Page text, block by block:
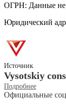
ОГРН: Данные
Юридический
Источник
Vysotskiy
Подробнее
Официальные